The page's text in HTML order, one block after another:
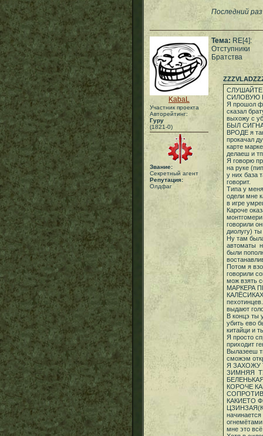
Последний
KabaL
Участник проекта
Авторейтинг:
Гуру
(1821-0)
Звание:
Секретный агент
Репутация:
Олдфаг
Тема: RE[4]:
Отступники
Братства
СИЛОВУЮ
Я прошол
сказал
выхожу с
БЫЛ
ВРОДЕ я
прокачал
карте
делаеш и
Я говорю
на руке
у них база
говорит.
Типа у
одели мне
в игре
Кароче
говорили
диолугу)
Ну там
автоматы
были
Потом я
говорили
мож взять
МАРКЕРА
КАЛЁСИКАХ
выдают
В концэ ты
убить ево
китайци и
Я просто
приходит
Вылазееш
сможэм
Я ЗАХОЖУ
ЗИМНЯЯ
КОРОЧЕ
КАКИЕТО
огнемётами
мне это